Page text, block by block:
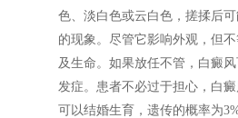
色、淡白色或云白色，搓揉后
的现象。尽管它影响外观，但
及生命。如果放任不管，白癜
发症。患者不必过于担心，白癜
可以结婚生育，遗传的概率为